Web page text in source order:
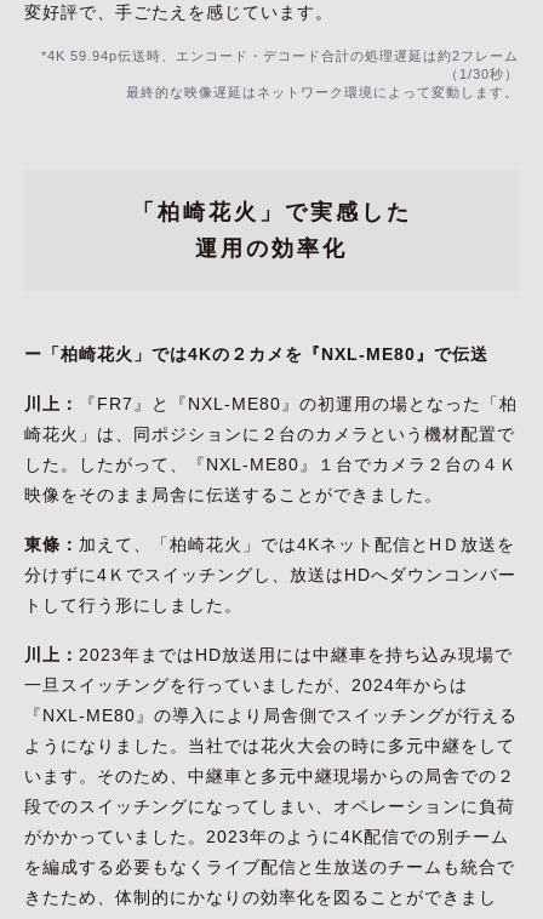
変好評で、手ごたえを感じています。
*4K 59.94p伝送時、エンコード・デコード合計の処理遅延は約2フレーム
（1/30秒）
最終的な映像遅延はネットワーク環境によって変動します。
「柏崎花火」で実感した
運用の効率化
ー「柏崎花火」では4Kの２カメを『NXL-ME80』で伝送
川上：
『FR7』と『NXL-ME80』の初運用の場となった「柏
崎花火」は、同ポジションに２台のカメラという機材配置で
した。したがって、『NXL-ME80』１台でカメラ２台の４Ｋ
映像をそのまま局舎に伝送することができました。
東條： 加えて、「柏崎花火」では4Kネット配信とHＤ放送を
分けずに4Ｋでスイッチングし、放送はHDへダウンコンバー
トして行う形にしました。
川上： 2023年まではHD放送用には中継車を持ち込み現場で
一旦スイッチングを行っていましたが、2024年からは
『NXL-ME80』の導入により局舎側でスイッチングが行える
ようになりました。当社では花火大会の時に多元中継をして
います。そのため、中継車と多元中継現場からの局舎での２
段でのスイッチングになってしまい、オペレーションに負荷
がかかっていました。2023年のように4K配信での別チーム
を編成する必要もなくライブ配信と生放送のチームも統合で
きたため、体制的にかなりの効率化を図ることができまし